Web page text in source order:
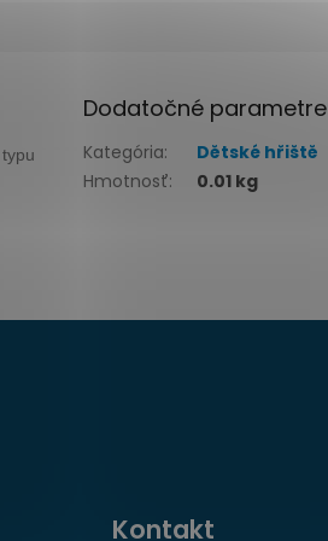
Dodatočné parametre
Kategória:
Dětské hřiště
Hmotnosť: 0.01 kg
Kontakt